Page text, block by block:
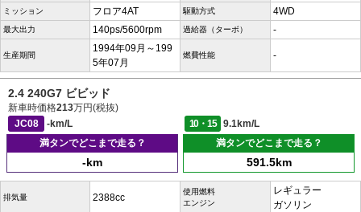
ミッション フロア4AT 駆動方式 4WD
最大出力 140ps/5600rpm 過給器（ターボ） -
生産期間
1994年09月～199
5年07月
燃費性能 -
2.4 240G7 ビビッド
新車時価格213万円(税抜)
JC08
-km/L 10・15
9.1km/L
満タンでどこまで走る？
-km
満タンでどこまで走る？
591.5km
排気量 2388cc
使用燃料
エンジン
レギュラー
ガソリン